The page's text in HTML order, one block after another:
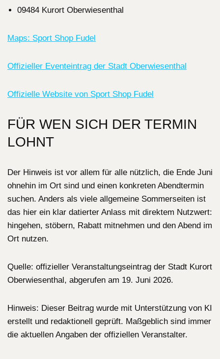
09484 Kurort Oberwiesenthal
Maps: Sport Shop Fudel
Offizieller Eventeintrag der Stadt Oberwiesenthal
Offizielle Website von Sport Shop Fudel
FÜR WEN SICH DER TERMIN
LOHNT
Der Hinweis ist vor allem für alle nützlich, die Ende Juni
ohnehin im Ort sind und einen konkreten Abendtermin
suchen. Anders als viele allgemeine Sommerseiten ist
das hier ein klar datierter Anlass mit direktem Nutzwert:
hingehen, stöbern, Rabatt mitnehmen und den Abend im
Ort nutzen.
Quelle: offizieller Veranstaltungseintrag der Stadt Kurort
Oberwiesenthal, abgerufen am 19. Juni 2026.
Hinweis: Dieser Beitrag wurde mit Unterstützung von KI
erstellt und redaktionell geprüft. Maßgeblich sind immer
die aktuellen Angaben der offiziellen Veranstalter.